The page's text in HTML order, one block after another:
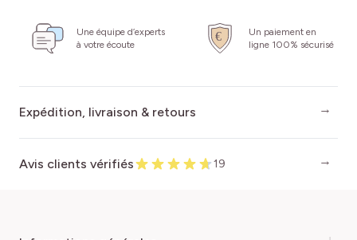
Une équipe d’experts
à votre écoute
Un paiement en
ligne 100% sécurisé
Expédition, livraison & retours
Avis clients vérifiés 19